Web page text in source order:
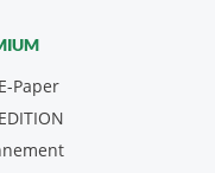
Paper